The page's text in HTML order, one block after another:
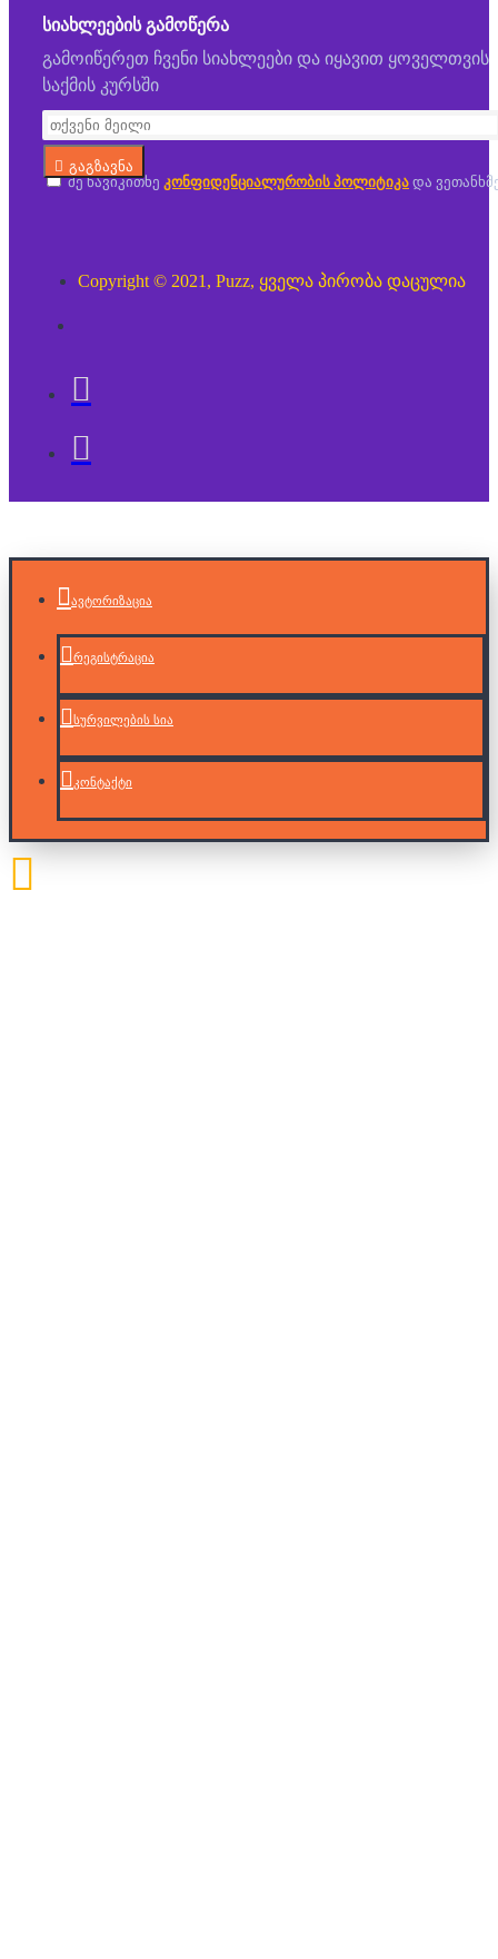
ᲡᲘᲐᲮᲚᲔᲔᲑᲘᲡ ᲒᲐᲛᲝᲬᲔᲠᲐ
გამოიწერეთ ჩვენი სიახლეები და იყავით ყოველთვის
საქმის კურსში
გაგზავნა
მე წავიკითხე კონფიდენციალურობის პოლიტიკა და
Copyright © 2021, Puzz, ყველა პირობა დაცულია
ავტორიზაცია
რეგისტრაცია
სურვილების სია
კონტაქტი